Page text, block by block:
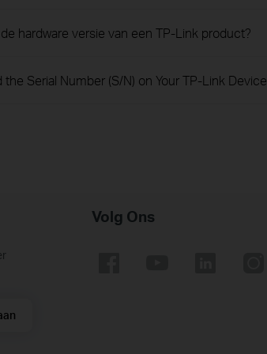
hardware versie van een TP-Link product?
the Serial Number (S/N) on Your TP-Link Device
Volg Ons